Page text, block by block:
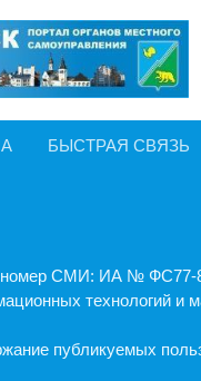
БЫСТРАЯ СВЯЗЬ
номер СМИ: ИА № ФС77-
технологий и
публикуемых